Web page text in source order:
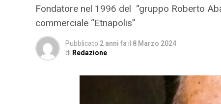
Fondatore nel 1996 del “gruppo Roberto
commerciale “Etnapolis”
Pubblicato 2 anni fa il 8 Marzo 2024
di Redazione